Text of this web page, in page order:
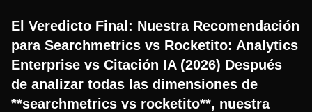
El Veredicto Final: Nuestra Recomendación
para Searchmetrics vs Rocketito: Analytics
Enterprise vs Citación IA (2026) Después
de analizar todas las dimensiones de
**searchmetrics vs rocketito**, nuestra